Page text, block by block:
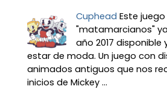
Cuphead Este
"matamarcianos"
año 2017 disponible
estar de moda. Un juego con
animados antiguos que nos
inicios de Mickey ...